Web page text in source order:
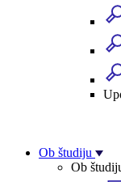
Ob študiju
Ob